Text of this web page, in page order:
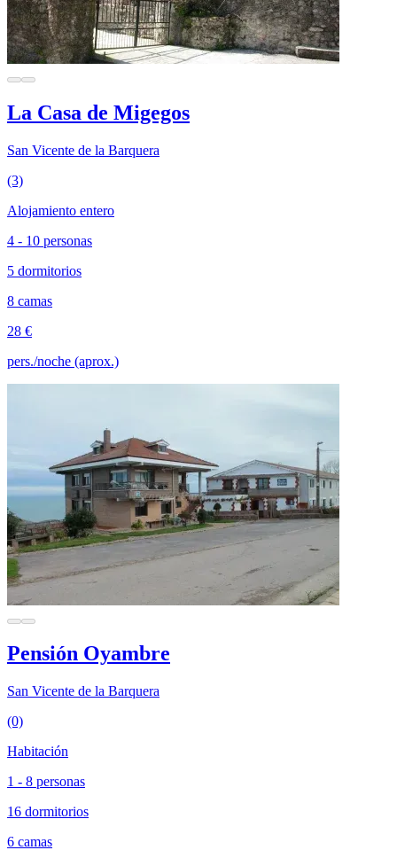
La Casa de Migegos
San Vicente de la Barquera
(3)
Alojamiento entero
4 - 10 personas
5 dormitorios
8 camas
28 €
pers./noche (aprox.)
Pensión Oyambre
San Vicente de la Barquera
(0)
Habitación
1 - 8 personas
16 dormitorios
6 camas